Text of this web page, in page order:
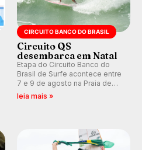
CIRCUITO BANCO DO BRASIL
Circuito QS
desembarca em Natal
Etapa do Circuito Banco do
Brasil de Surfe acontece entre
7 e 9 de agosto na Praia de
Miami (RN), em disputas
leia mais »